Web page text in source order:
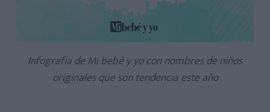
Infografía de Mi bebé y yo con nombres de niños
originales que son tendencia este año